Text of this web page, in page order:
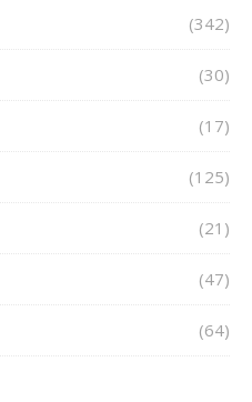
(342)
(30)
(17)
(125)
(21)
(47)
(64)